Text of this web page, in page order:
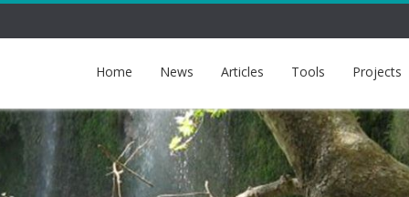
Home News Articles Tools Projects